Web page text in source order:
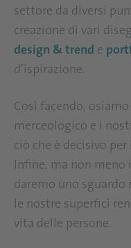
settore da diversi
creazione di vari
design & trend e
d’ispirazione.
Così facendo,
merceologico e i
ciò che è decisivo
Infine, ma non
daremo uno sguardo
le nostre superfici
vita delle persone.